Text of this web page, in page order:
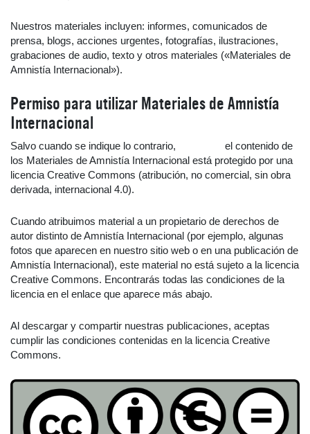
Nuestros materiales incluyen: informes, comunicados de
prensa, blogs, acciones urgentes, fotografías, ilustraciones,
grabaciones de audio, texto y otros materiales («Materiales de
Amnistía Internacional»).
Permiso para utilizar Materiales de Amnistía
Internacional
Salvo cuando se indique lo contrario,
el contenido de
los Materiales de Amnistía Internacional está protegido por una
licencia Creative Commons (atribución, no comercial, sin obra
derivada, internacional 4.0).
Cuando atribuimos material a un propietario de derechos de
autor distinto de Amnistía Internacional (por ejemplo, algunas
fotos que aparecen en nuestro sitio web o en una publicación de
Amnistía Internacional), este material no está sujeto a la licencia
Creative Commons. Encontrarás todas las condiciones de la
licencia en el enlace que aparece más abajo.
Al descargar y compartir nuestras publicaciones, aceptas
cumplir las condiciones contenidas en la licencia Creative
Commons.